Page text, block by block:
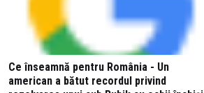
Ce înseamnă pentru România - Un
american a bătut recordul privind